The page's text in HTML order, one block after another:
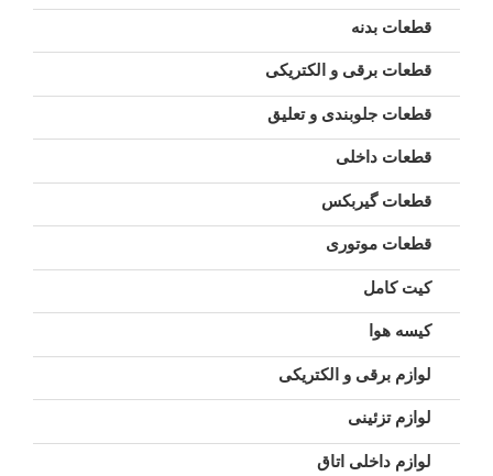
قطعات بدنه
قطعات برقی و الکتریکی
قطعات جلوبندی و تعلیق
قطعات داخلی
قطعات گیربکس
قطعات موتوری
کیت کامل
کیسه هوا
لوازم برقی و الکتریکی
لوازم تزئینی
لوازم داخلی اتاق